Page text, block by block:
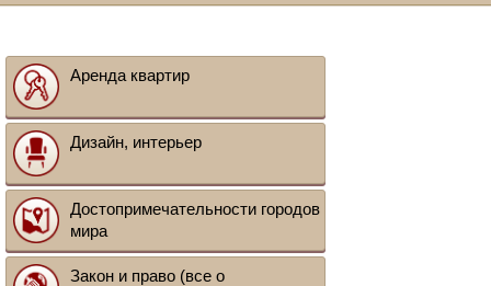
Аренда квартир
Дизайн, интерьер
Достопримечательности городов
мира
Закон и право (все о